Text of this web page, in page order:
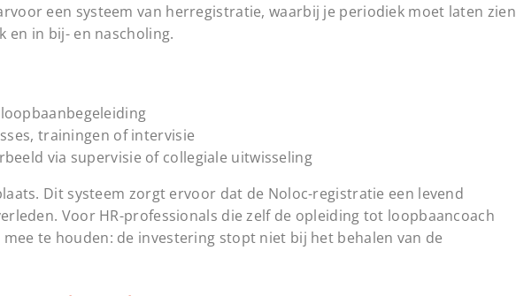
een systeem van herregistratie, waarbij je periodiek moet laten zien
en in bij- en nascholing.
trainingen of intervisie
via supervisie of collegiale uitwisseling
Dit systeem zorgt ervoor dat de Noloc-registratie een levend
Voor HR-professionals die zelf de opleiding tot loopbaancoach
te houden: de investering stopt niet bij het behalen van de